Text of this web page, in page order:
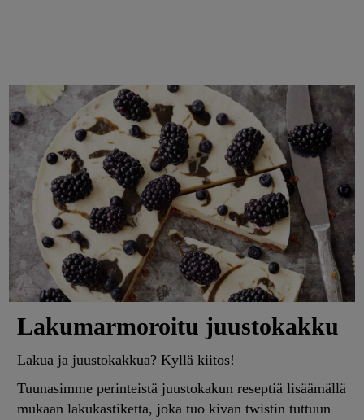
Lakumarmoroitu juustokakku
Lakua ja juustokakkua? Kyllä kiitos!
Tuunasimme perinteistä juustokakun reseptiä lisäämällä
mukaan lakukastiketta, joka tuo kivan twistin tuttuun